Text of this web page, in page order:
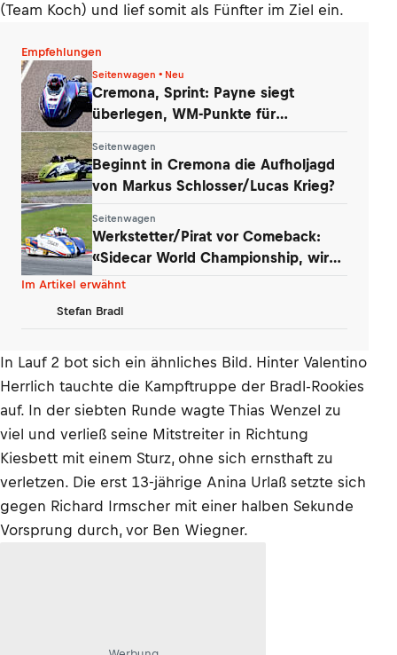
(Team Koch) und lief somit als Fünfter im Ziel ein.
Empfehlungen
Seitenwagen • Neu
Cremona, Sprint: Payne siegt
überlegen, WM-Punkte für
Seitenwagen
Beginnt in Cremona die Aufholjagd
von Markus Schlosser/Lucas Krieg?
Seitenwagen
Werkstetter/Pirat vor Comeback:
«Sidecar World Championship, wir
kommen!»
Im Artikel erwähnt
Stefan Bradl
In Lauf 2 bot sich ein ähnliches Bild. Hinter Valentino
Herrlich tauchte die Kampftruppe der Bradl-Rookies
auf. In der siebten Runde wagte Thias Wenzel zu
viel und verließ seine Mitstreiter in Richtung
Kiesbett mit einem Sturz, ohne sich ernsthaft zu
verletzen. Die erst 13-jährige Anina Urlaß setzte sich
gegen Richard Irmscher mit einer halben Sekunde
Vorsprung durch, vor Ben Wiegner.